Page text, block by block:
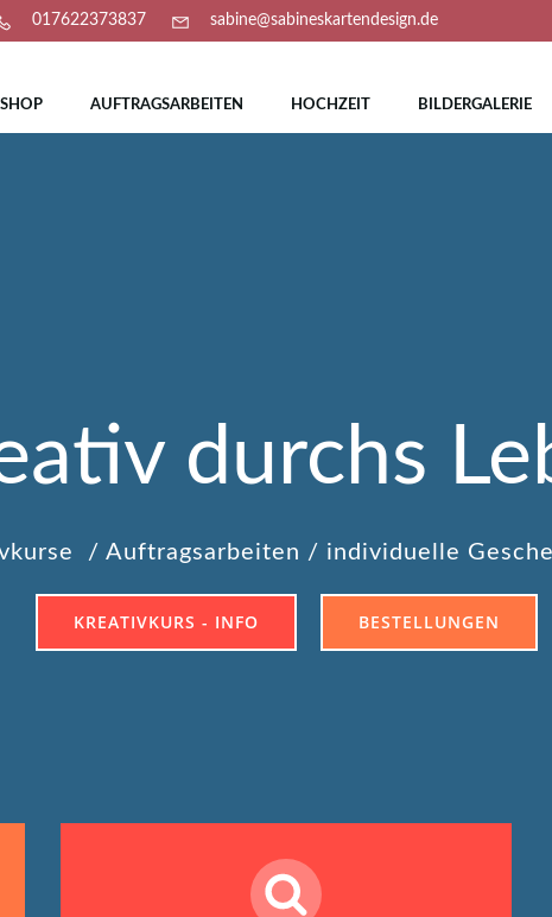
017622373837 sabine@sabineskartendesign.de
AUFTRAGSARBEITEN HOCHZEIT BILDERGALERIE
durchs
/ Auftragsarbeiten / individuelle
KREATIVKURS - INFO BESTELLUNGEN